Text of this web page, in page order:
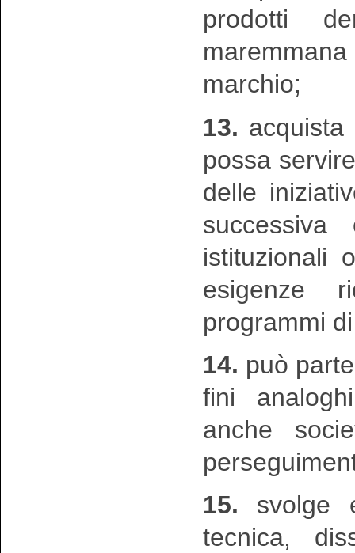
prodotti
marchio;
13.
possa
delle
istituzionali
esigenze
programmi
14. può
fini
anche
15. svolge
tecnica,